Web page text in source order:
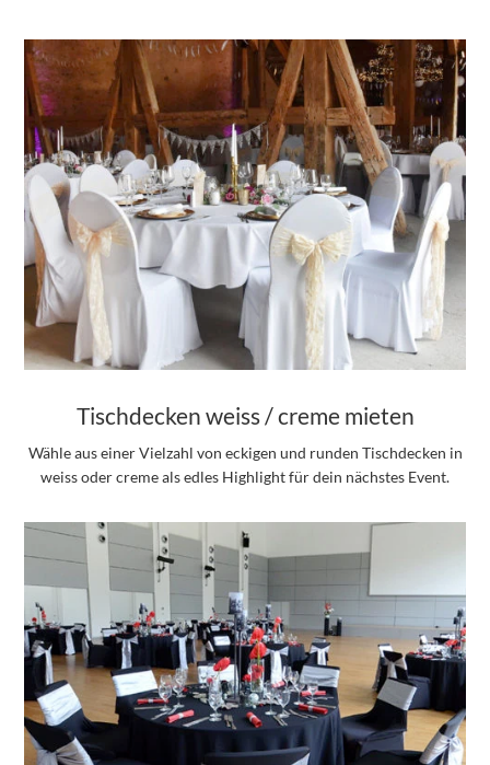
Tischdecken weiss / creme mieten
Wähle aus einer Vielzahl von eckigen und runden Tischdecken in
weiss oder creme als edles Highlight für dein nächstes Event.